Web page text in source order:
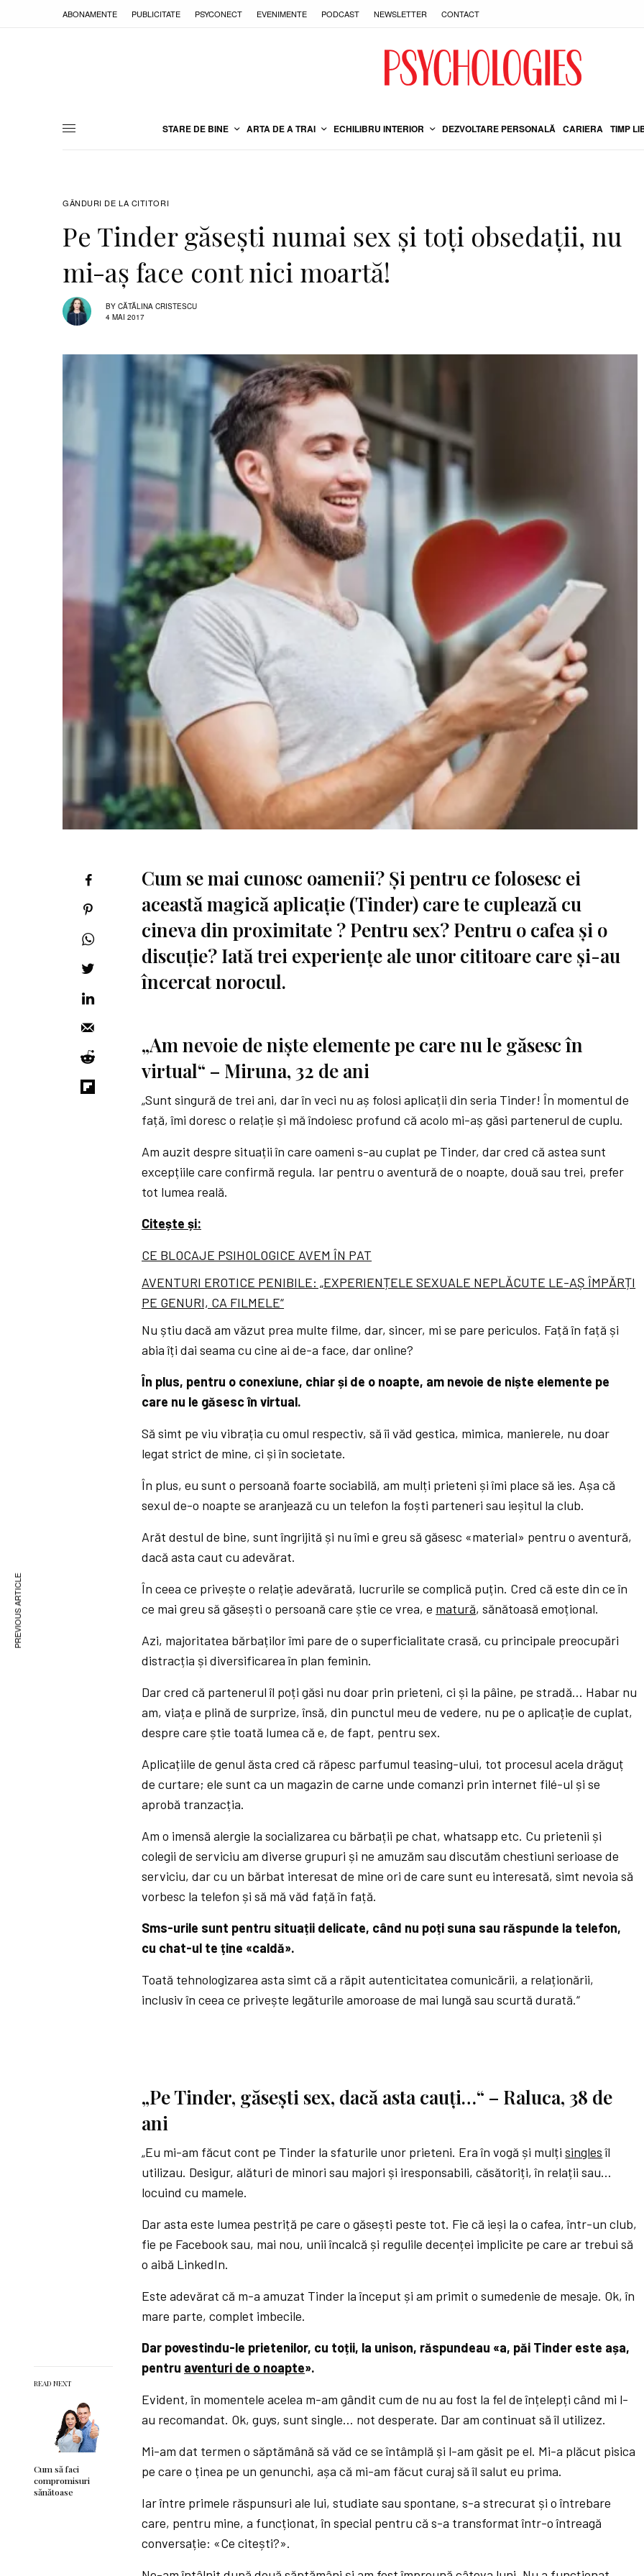
ABONAMENTE PUBLICITATE PSYCONECT EVENIMENTE PODCAST NEWSLETTER CONTACT
STARE DE BINE ARTA DE A TRAI ECHILIBRU INTERIOR DEZVOLTARE PERSONALĂ CARIERA TIMP
GÂNDURI DE LA CITITORI
Pe Tinder găsești numai sex și toți obsedații, nu
mi-aș face cont nici moartă!
BY CĂTĂLINA CRISTESCU
4 MAI 2017
READ NEXT
Cum să faci
compromisuri
sănătoase
Cum se mai cunosc oamenii? Și pentru ce folosesc ei
această magică aplicație (Tinder) care te cuplează cu
cineva din proximitate ? Pentru sex? Pentru o cafea și o
discuție? Iată trei experiențe ale unor cititoare care și-au
încercat norocul.
„Am nevoie de niște elemente pe care nu le găsesc în
virtual“ – Miruna, 32 de ani
„Sunt singură de trei ani, dar în veci nu aș folosi aplicații din seria Tinder! În momentul de
față, îmi doresc o relație și mă îndoiesc profund că acolo mi-aș găsi partenerul de cuplu.
Am auzit despre situații în care oameni s-au cuplat pe Tinder, dar cred că astea sunt
excepțiile care confirmă regula. Iar pentru o aventură de o noapte, două sau trei, prefer
tot lumea reală.
Citește și:
CE BLOCAJE PSIHOLOGICE AVEM ÎN PAT
AVENTURI EROTICE PENIBILE: „EXPERIENȚELE SEXUALE NEPLĂCUTE LE-AȘ ÎMPĂRȚI
PE GENURI, CA FILMELE“
Nu știu dacă am văzut prea multe filme, dar, sincer, mi se pare periculos. Față în față și
abia îți dai seama cu cine ai de-a face, dar online?
În plus, pentru o conexiune, chiar și de o noapte, am nevoie de niște elemente pe
care nu le găsesc în virtual.
Să simt pe viu vibrația cu omul respectiv, să îi văd gestica, mimica, manierele, nu doar
legat strict de mine, ci și în societate.
În plus, eu sunt o persoană foarte sociabilă, am mulți prieteni și îmi place să ies. Așa că
sexul de-o noapte se aranjează cu un telefon la foști parteneri sau ieșitul la club.
Arăt destul de bine, sunt îngrijită și nu îmi e greu să găsesc «material» pentru o aventură,
dacă asta caut cu adevărat.
În ceea ce privește o relație adevărată, lucrurile se complică puțin. Cred că este din ce în
ce mai greu să găsești o persoană care știe ce vrea, e matură, sănătoasă emoțional.
Azi, majoritatea bărbaților îmi pare de o superficialitate crasă, cu principale preocupări
distracția și diversificarea în plan feminin.
Dar cred că partenerul îl poți găsi nu doar prin prieteni, ci și la pâine, pe stradă… Habar nu
am, viața e plină de surprize, însă, din punctul meu de vedere, nu pe o aplicație de cuplat,
despre care știe toată lumea că e, de fapt, pentru sex.
Aplicațiile de genul ăsta cred că răpesc parfumul teasing-ului, tot procesul acela drăguț
de curtare; ele sunt ca un magazin de carne unde comanzi prin internet filé-ul și se
aprobă tranzacția.
Am o imensă alergie la socializarea cu bărbații pe chat, whatsapp etc. Cu prietenii și
colegii de serviciu am diverse grupuri și ne amuzăm sau discutăm chestiuni serioase de
serviciu, dar cu un bărbat interesat de mine ori de care sunt eu interesată, simt nevoia să
vorbesc la telefon și să mă văd față în față.
Sms-urile sunt pentru situații delicate, când nu poți suna sau răspunde la telefon,
cu chat-ul te ține «caldă».
Toată tehnologizarea asta simt că a răpit autenticitatea comunicării, a relaționării,
inclusiv în ceea ce privește legăturile amoroase de mai lungă sau scurtă durată.“
„Pe Tinder, găsești sex, dacă asta cauți…“ – Raluca, 38 de
ani
„Eu mi-am făcut cont pe Tinder la sfaturile unor prieteni. Era în vogă și mulțisinglesîl
utilizau. Desigur, alături de minori sau majori și iresponsabili, căsătoriți, în relații sau…
locuind cu mamele.
Dar asta este lumea pestriță pe care o găsești peste tot. Fie că ieși la o cafea, într-un club,
fie pe Facebook sau, mai nou, unii încalcă și regulile decenței implicite pe care ar trebui să
o aibă LinkedIn.
Este adevărat că m-a amuzat Tinder la început și am primit o sumedenie de mesaje. Ok, în
mare parte, complet imbecile.
Dar povestindu-le prietenilor, cu toții, la unison, răspundeau «a, păi Tinder este așa,
pentru aventuri de o noapte».
Evident, în momentele acelea m-am gândit cum de nu au fost la fel de înțelepți când mi l-
au recomandat. Ok, guys, sunt single… not desperate. Dar am continuat să îl utilizez.
Mi-am dat termen o săptămână să văd ce se întâmplă și l-am găsit pe el. Mi-a plăcut pisica
pe care o ținea pe un genunchi, așa că mi-am făcut curaj să îl salut eu prima.
Iar între primele răspunsuri ale lui, studiate sau spontane, s-a strecurat și o întrebare
care, pentru mine, a funcționat, în special pentru că s-a transformat într-o întreagă
conversație: «Ce citești?».
PREVIOUS ARTICLE